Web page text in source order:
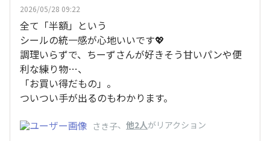
2026/05/28 09:22
全て「半額」という
シールの統一感が心地いいです💖
調理いらずで、ちーずさんが好きそう甘いパンや便
利な練り物…、
「お買い得だもの」。
ついつい手が出るのもわかります。
さき子、 他2人がリアクション